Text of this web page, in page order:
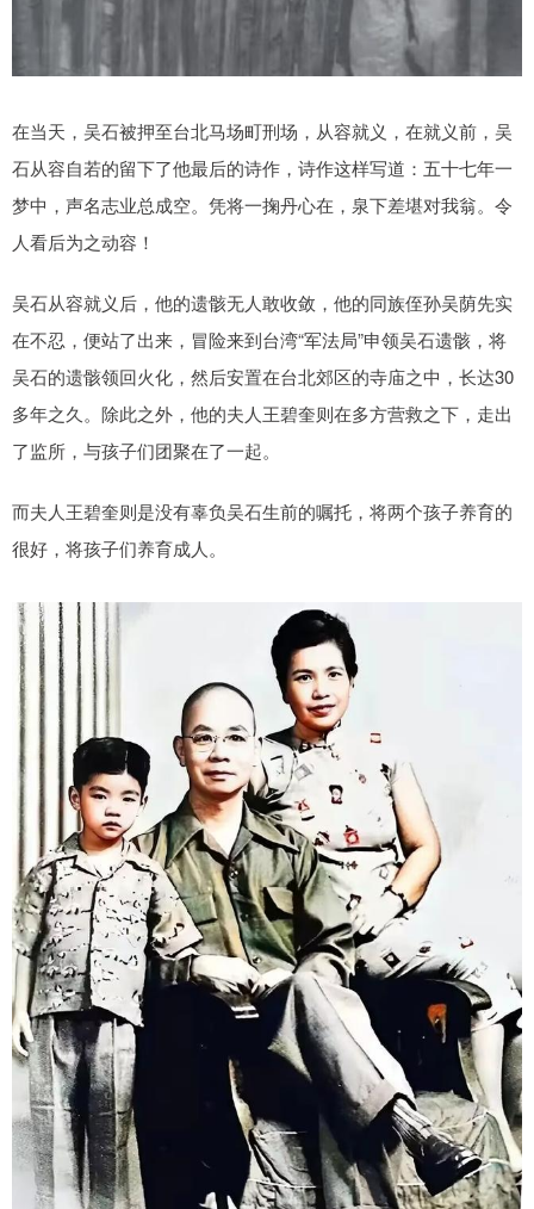
在当天，吴石被押至台北马场町刑场，从容就义，在就义前，吴
石从容自若的留下了他最后的诗作，诗作这样写道：五十七年一
梦中，声名志业总成空。凭将一掬丹心在，泉下差堪对我翁。令
人看后为之动容！
吴石从容就义后，他的遗骸无人敢收敛，他的同族侄孙吴荫先实
在不忍，便站了出来，冒险来到台湾“军法局”申领吴石遗骸，将
吴石的遗骸领回火化，然后安置在台北郊区的寺庙之中，长达30
多年之久。除此之外，他的夫人王碧奎则在多方营救之下，走出
了监所，与孩子们团聚在了一起。
而夫人王碧奎则是没有辜负吴石生前的嘱托，将两个孩子养育的
很好，将孩子们养育成人。